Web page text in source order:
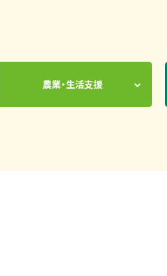
農業・生活支援